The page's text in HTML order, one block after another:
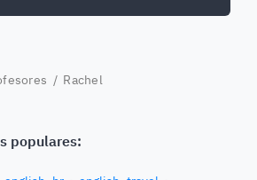
/ Rachel
populares: